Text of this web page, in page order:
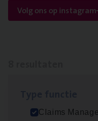
Volg ons op instagram
Claims